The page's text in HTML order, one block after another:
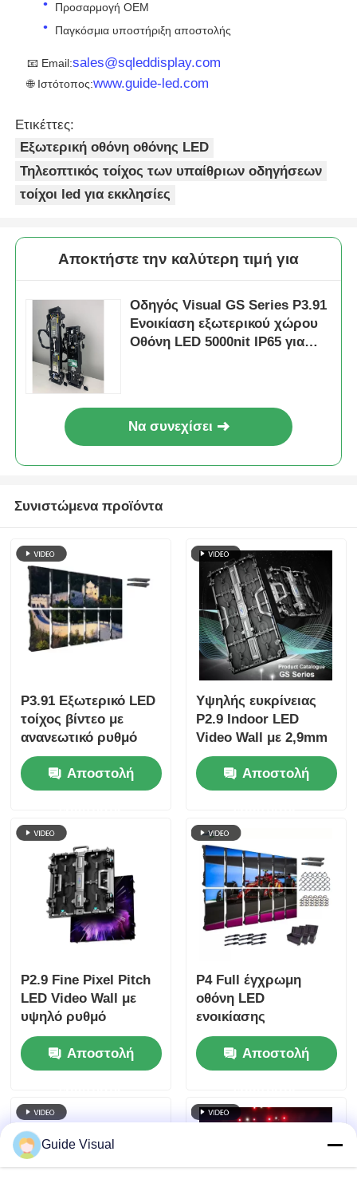
Προσαρμογή OEM
Παγκόσμια υποστήριξη αποστολής
📧 Email:sales@sqleddisplay.com
🌐 Ιστότοπος:www.guide-led.com
Ετικέττες:
Εξωτερική οθόνη οθόνης LED
Τηλεοπτικός τοίχος των υπαίθριων οδηγήσεων
τοίχοι led για εκκλησίες
Αποκτήστε την καλύτερη τιμή για
Οδηγός Visual GS Series P3.91
Ενοικίαση εξωτερικού χώρου
Οθόνη LED 5000nit IP65 για
Να συνεχίσει
Συνιστώμενα προϊόντα
P3.91 Εξωτερικό LED
τοίχος βίντεο με
ανανεωτικό ρυθμό
7680Hz, πλήρη
έγχρωμη οθόνη και
προστασία IP65 για
εκδηλώσεις σκηνής
Αποστολή
Υψηλής ευκρίνειας
P2.9 Indoor LED
Video Wall με 2,9mm
Pixel Pitch 3840 Hz
Refresh Rate και
4500cd/sqm
Αποστολή
P2.9 Fine Pixel Pitch
LED Video Wall με
υψηλό ρυθμό
ανανέωσης 7680Hz
και διπλή ισχύ και
υποστήριξη σήματος
σκηνής
Αποστολή
P4 Full έγχρωμη
οθόνη LED
ενοικίασης
εξωτερικού χώρου με
ρυθμό ανανέωσης
7680 Hz και
οθόνη τοίχου βίντεο
HD
Αποστολή
Guide Visual